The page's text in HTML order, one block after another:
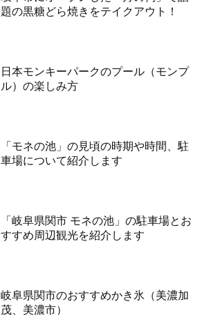
題の黒糖どら焼きをテイクアウト！
日本モンキーパークのプール（モンプ
ル）の楽しみ方
「モネの池」の見頃の時期や時間、駐
車場について紹介します
「岐阜県関市 モネの池」の駐車場とお
すすめ周辺観光を紹介します
岐阜県関市のおすすめかき氷（美濃加
茂、美濃市）